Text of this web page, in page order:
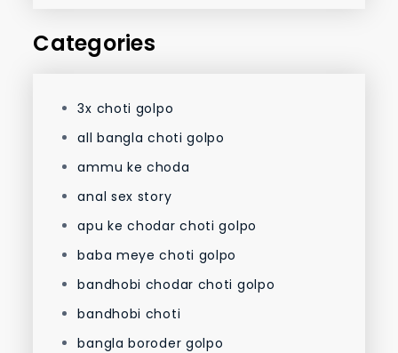
Categories
3x choti golpo
all bangla choti golpo
ammu ke choda
anal sex story
apu ke chodar choti golpo
baba meye choti golpo
bandhobi chodar choti golpo
bandhobi choti
bangla boroder golpo